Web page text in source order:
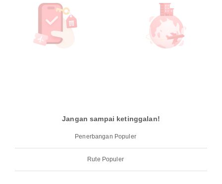
Jangan sampai ketinggalan!
Penerbangan Populer
Rute Populer